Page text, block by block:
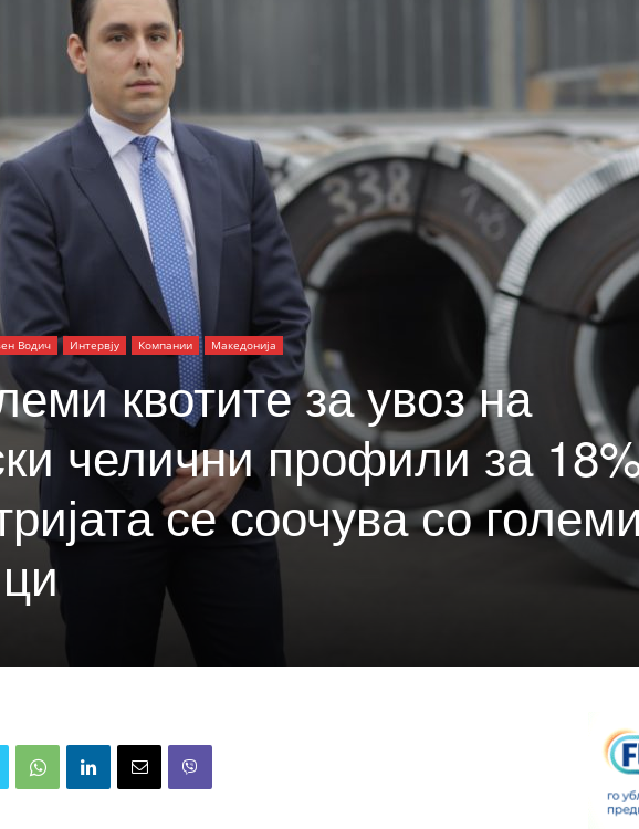
Водич Интервју Компании Македонија
квотите за увоз на
челични профили за
се соочува со големи